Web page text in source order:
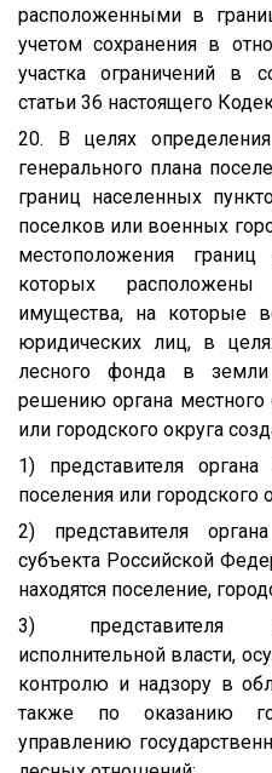
расположенными в
учетом сохранения в
участка ограничений в
статьи 36 настоящего
20. В целях
генерального плана
границ населенных
поселков или военных
местоположения
которых
имущества, на которые
юридических лиц, в
лесного фонда в
решению органа местного
или городского округа
1) представителя
поселения или городского
2) представителя
субъекта Российской
находятся поселение,
3) представителя
исполнительной власти,
контролю и надзору в
также по оказанию
управлению